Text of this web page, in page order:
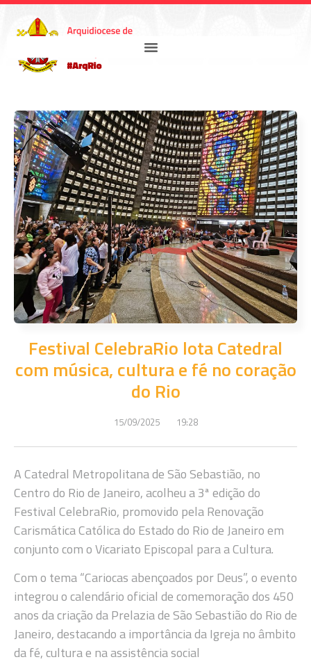
Festival CelebraRio lota Catedral
com música, cultura e fé no coração
do Rio
15/09/2025 19:28
A Catedral Metropolitana de São Sebastião, no
Centro do Rio de Janeiro, acolheu a 3ª edição do
Festival CelebraRio, promovido pela Renovação
Carismática Católica do Estado do Rio de Janeiro em
conjunto com o Vicariato Episcopal para a Cultura.
Com o tema “Cariocas abençoados por Deus”, o evento
integrou o calendário oficial de comemoração dos 450
anos da criação da Prelazia de São Sebastião do Rio de
Janeiro, destacando a importância da Igreja no âmbito
da fé, cultura e na assistência social